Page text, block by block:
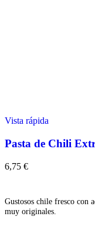
Vista rápida
Pasta de Chili
6,75 €
Gustosos chile fresco con
muy originales.